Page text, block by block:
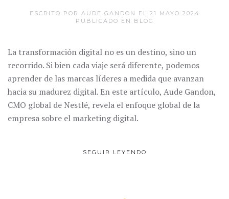
ESCRITO POR AUDE GANDON EL 21 MAYO 2024
PUBLICADO EN
BLOG
La transformación digital no es un destino, sino un
recorrido. Si bien cada viaje será diferente, podemos
aprender de las marcas líderes a medida que avanzan
hacia su madurez digital. En este artículo, Aude Gandon,
CMO global de Nestlé, revela el enfoque global de la
empresa sobre el marketing digital.
SEGUIR LEYENDO